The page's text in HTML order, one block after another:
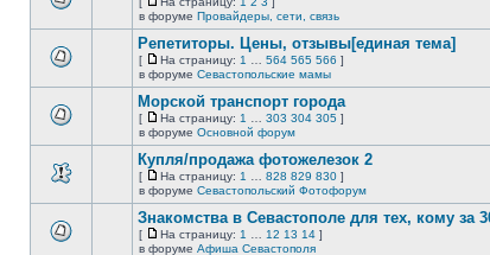
непрочитанных
сообщений.
этой
непрочитанных
сообщений.
На
страницу
в форуме Провайдеры, сети, связь
этой
непрочитанных
сообщений.
Репетиторы. Цены, отзывы[единая тема]
[
На
страницу
На страницу: 1 564 565 566 ]
в форуме Севастопольские мамы
этой
непрочитанных
сообщений.
Морской транспорт города
[
На
страницу
На страницу: 1 303 304 305 ]
в форуме Основной форум
этой
Купля/продажа фотожелезок 2
[
На
страницу
На страницу: 1 828 829 830 ]
в форуме Севастопольский Фотофорум
Знакомства в Севастополе для тех, кому за
[
На
На страницу: 1 12 13 14 ]
в форуме Афиша Севастополя